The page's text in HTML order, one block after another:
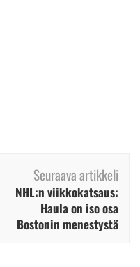
Seuraava artikkeli
NHL:n viikkokatsaus:
Haula on iso osa
Bostonin menestystä